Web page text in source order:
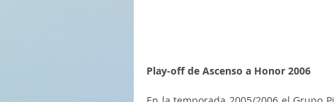
Play-off de Ascenso a Honor 2006